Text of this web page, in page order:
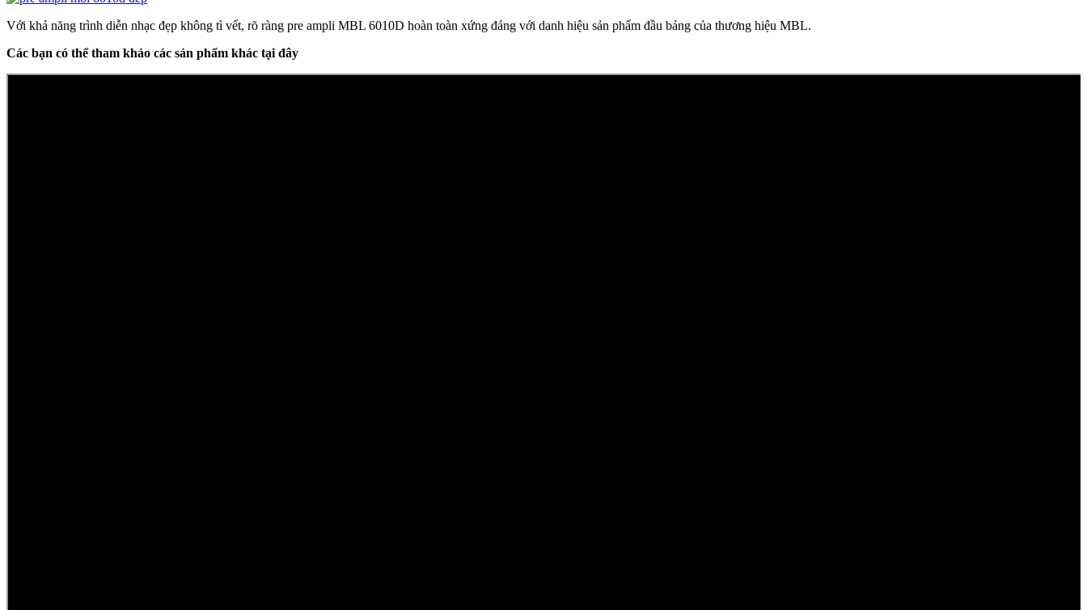
Với khả năng trình diễn nhạc đẹp không tì vết, rõ ràng pre ampli MBL 6010D hoàn toàn xứng đáng với danh hiệu sản phẩm đầu bảng của thương hiệu MBL.
Các bạn có thể tham khảo các sản phẩm khác tại đây